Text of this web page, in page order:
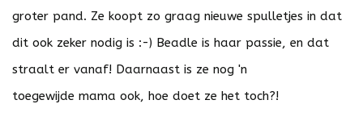
groter pand. Ze koopt zo graag nieuwe spulletjes in dat
dit ook zeker nodig is :-) Beadle is haar passie, en dat
straalt er vanaf! Daarnaast is ze nog 'n
toegewijde mama ook, hoe doet ze het toch?!